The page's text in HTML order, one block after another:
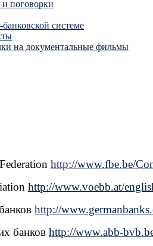
поговорки
системе
на документальные фильмы
http://www.fbe.be/
http://www.voebb.at/
http://
банков http://www.abb-